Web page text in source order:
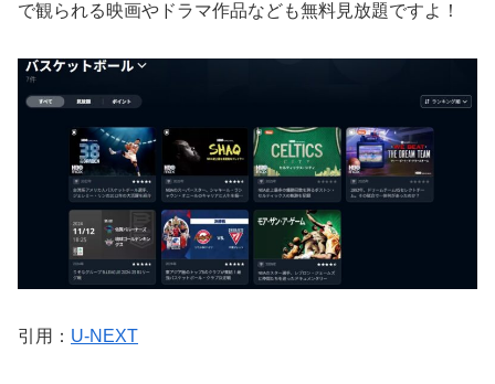
で観られる映画やドラマ作品なども無料見放題ですよ！
引用： U-NEXT